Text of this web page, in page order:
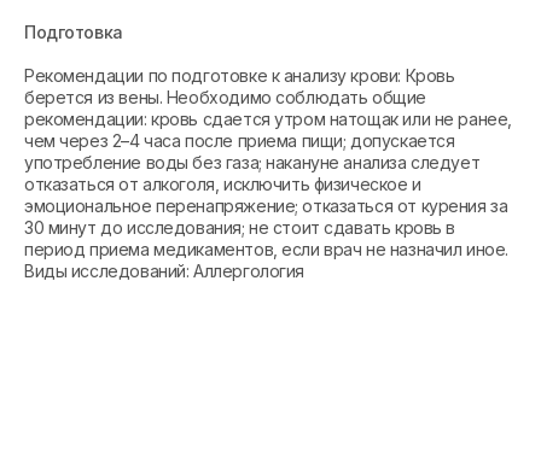
Подготовка
Рекомендации по подготовке к анализу крови: Кровь
берется из вены. Необходимо соблюдать общие
рекомендации: кровь сдается утром натощак или не ранее,
чем через 2–4 часа после приема пищи; допускается
употребление воды без газа; накануне анализа следует
отказаться от алкоголя, исключить физическое и
эмоциональное перенапряжение; отказаться от курения за
30 минут до исследования; не стоит сдавать кровь в
период приема медикаментов, если врач не назначил иное.
Виды исследований: Аллергология